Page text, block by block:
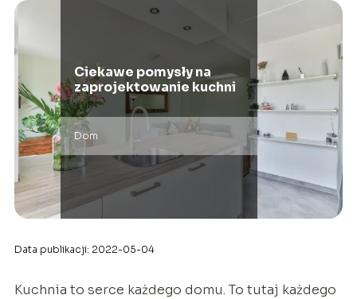
Ciekawe pomysły na
zaprojektowanie kuchni
Dom
Data publikacji: 2022-05-04
Kuchnia to serce każdego domu. To tutaj każdego